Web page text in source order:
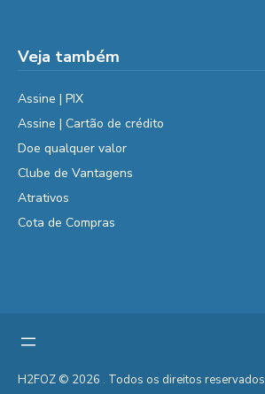
Veja também
Assine | PIX
Assine | Cartão de crédito
Doe qualquer valor
Clube de Vantagens
Atrativos
Cota de Compras
H2FOZ © 2026 . Todos os direitos reservados